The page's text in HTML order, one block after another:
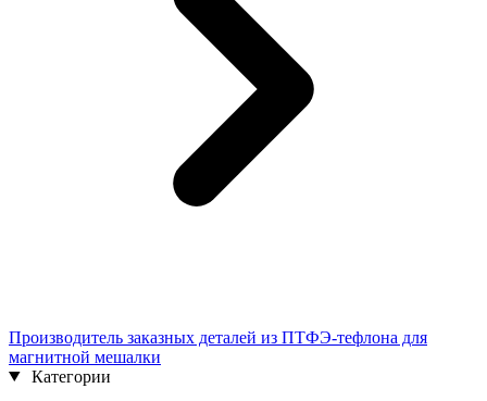
Производитель заказных деталей из ПТФЭ-тефлона для
магнитной мешалки
Категории